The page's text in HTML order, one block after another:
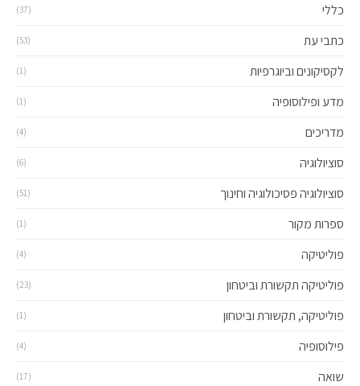
כללי (37)
כתבי עת (53)
לקסיקונים וביוגרפיות (1)
מדע ופילוסופיה (1)
מדריכים (4)
סוציולוגיה (6)
סוציולוגיה פסיכולוגיה וחינוך (51)
ספרות מקור (1)
פוליטיקה (4)
פוליטיקה תקשורת וביטחון (23)
פוליטיקה, תקשורת וביטחון (1)
פילוסופיה (4)
שואה (17)